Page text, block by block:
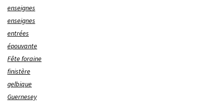
enseignes
enseignes
entrées
épouvante
Fête foraine
finistère
gelbique
Guernesey